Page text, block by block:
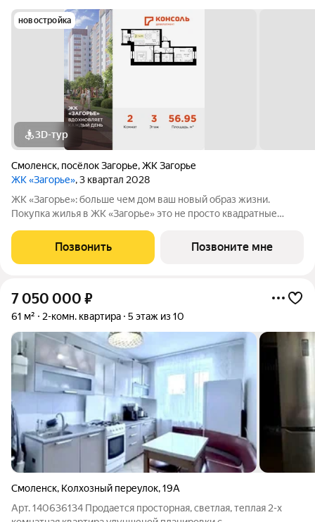
новостройка
3D-тур
Смоленск, посёлок Загорье,ЖК Загорье
ЖК «Загорье», 3 квартал 2028
ЖК «Загорье»: больше чем дом ваш новый образ жизни.
Покупка жилья в ЖК «Загорье» это не просто квадратные
транспортная доступность и абсолютный комфорт идеально
сбалансированы в одной точке.
Позвонить Позвоните мне
7 050 000 ₽
61 м² 2-комн. квартира 5 этаж из 10
Смоленск, Колхозный переулок,19А
Арт. 140636134 Продается просторная, светлая, теплая 2-х